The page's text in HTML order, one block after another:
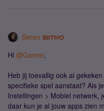
Seren
Hi @Gamer,
Heb jij toevallig ook al
specifieke spel aanstaat? Als
Instellingen > Mobiel netwerk,
daar kun je al jouw apps zien